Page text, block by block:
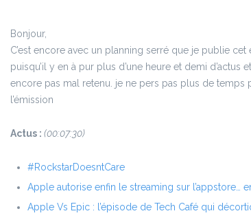
Bonjour,
C’est encore avec un planning serré que je publie
puisqu’il y en à pur plus d’une heure et demi d’actus
encore pas mal retenu. je ne pers pas plus de
l’émission
Actus : (00:07:30)
#RockstarDoesntCare
Apple autorise enfin le streaming sur l’appstore…
Apple Vs Epic : l’épisode de Tech Café qui